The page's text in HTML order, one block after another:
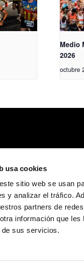
usa cookies
sitio web se usan
y analizar el tráfico.
partners de
información que
sus servicios.
Medio
2026
octubre